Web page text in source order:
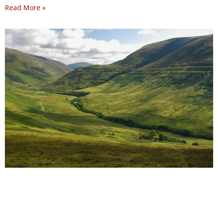
Read More »